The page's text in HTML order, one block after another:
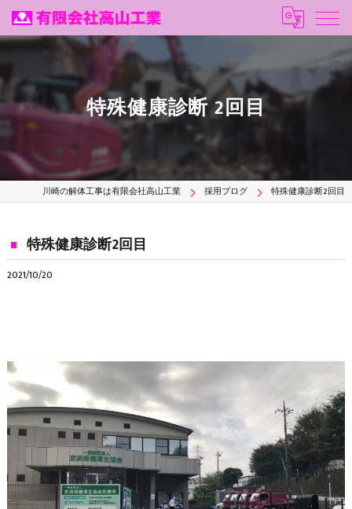
特殊健康診断 2回目
川崎の解体工事は有限会社高山工業 採用ブログ 特殊健康診断2回目
特殊健康診断2回目
2021/10/20